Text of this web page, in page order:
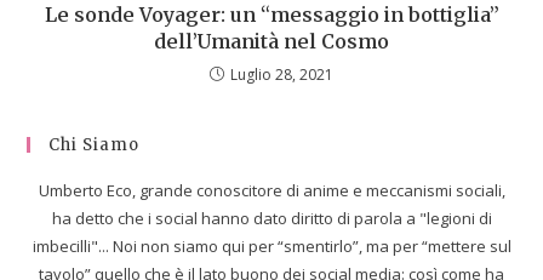
Le sonde Voyager: un “messaggio in bottiglia”
dell’Umanità nel Cosmo
Luglio 28, 2021
Chi Siamo
Umberto Eco, grande conoscitore di anime e meccanismi sociali,
ha detto che i social hanno dato diritto di parola a "legioni di
imbecilli"... Noi non siamo qui per “smentirlo”, ma per “mettere sul
tavolo” quello che è il lato buono dei social media: così come ha